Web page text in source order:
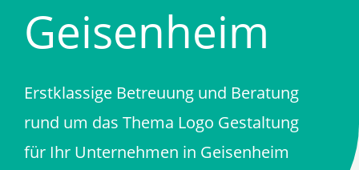
Geisenheim
Erstklassige Betreuung und Beratung
rund um das Thema Logo Gestaltung
für Ihr Unternehmen in Geisenheim